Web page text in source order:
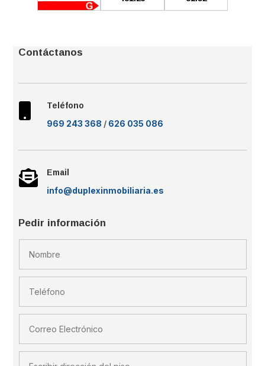
Contáctanos
Teléfono
969 243 368 / 626 035 086
 Email
info@duplexinmobiliaria.es
Pedir información